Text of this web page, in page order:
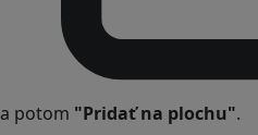
a potom "Pridať na plochu".